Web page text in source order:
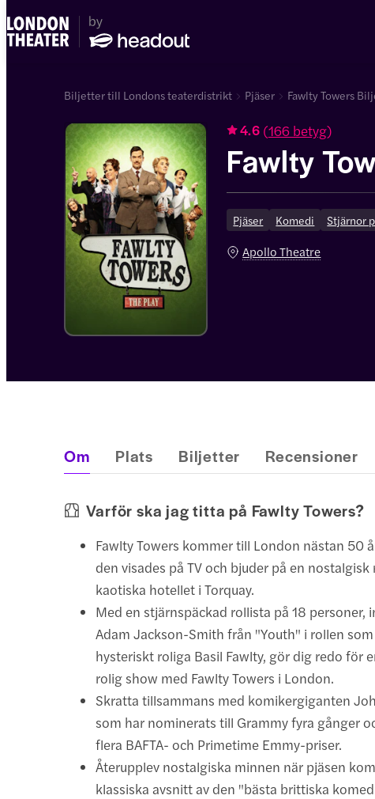
Biljetter till Londons teaterdistrikt Pjäser Fawlty Towers
4.6 (166 betyg)
Fawlty
Pjäser Komedi Stjärnor
Apollo Theatre
Om Plats Biljetter Recensioner
Varför ska jag titta på Fawlty Towers?
Fawlty Towers kommer till London nästan 50
den visades på TV och bjuder på en
kaotiska hotellet i Torquay.
Med en stjärnspäckad rollista på 18 personer,
Adam Jackson-Smith från "Youth" i rollen
hysteriskt roliga Basil Fawlty, gör dig redo för
rolig show med Fawlty Towers i London.
Skratta tillsammans med komikergiganten
som har nominerats till Grammy fyra gånger
flera BAFTA- och Primetime Emmy-priser.
Återupplev nostalgiska minnen när pjäsen
klassiska avsnitt av den "bästa brittiska